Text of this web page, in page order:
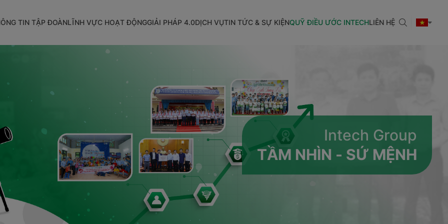
TIN TẬP ĐOÀNLĨNH VỰC HOẠT ĐỘNGGIẢI PHÁP 4.0DỊCH VỤTIN TỨC & SỰ KIỆNQUỸ ĐIỀU ƯỚC INTECHLIÊN HỆ
Intech Group
TẦM NHÌN - SỨ MỆNH